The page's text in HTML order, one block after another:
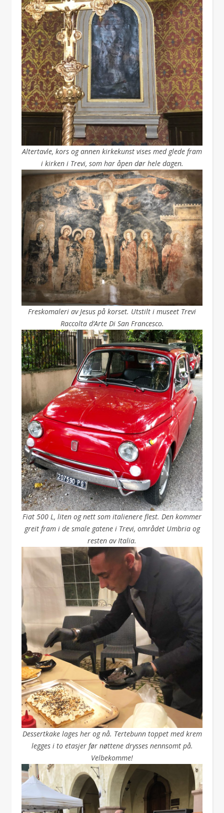
Altertavle, kors og annen kirkekunst vises med glede fram
i kirken i Trevi, som har åpen dør hele dagen.
Freskomaleri av Jesus på korset. Utstilt i museet Trevi
Raccolta d’Arte Di San Francesco.
Fiat 500 L, liten og nett som italienere flest. Den kommer
greit fram i de smale gatene i Trevi, området Umbria og
resten av Italia.
Dessertkake lages her og nå. Tertebunn toppet med krem
legges i to etasjer før nøttene drysses nennsomt på.
Velbekomme!